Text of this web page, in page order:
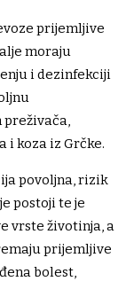
prijemljive
moraju
i dezinfekciji
i koza iz Grčke.
povoljna, rizik
postoji te je
vrste životinja, a
prijemljive
bolest,